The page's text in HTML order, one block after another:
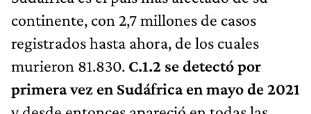
continente, con 2,7 millones de casos
registrados hasta ahora, de los cuales
murieron 81.830. C.1.2 se detectó por
primera vez en Sudáfrica en mayo de 2021